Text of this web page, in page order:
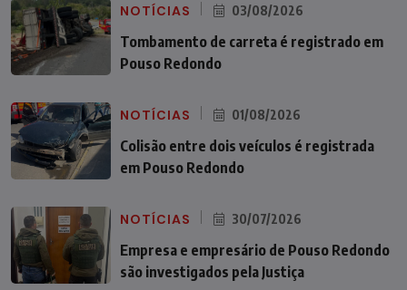
NOTÍCIAS 03/08/2026
Tombamento de carreta é registrado em
Pouso Redondo
NOTÍCIAS 01/08/2026
Colisão entre dois veículos é registrada
em Pouso Redondo
NOTÍCIAS 30/07/2026
Empresa e empresário de Pouso Redondo
são investigados pela Justiça